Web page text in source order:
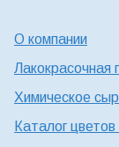
О компании
Лакокрасочная
Химическое
Каталог цветов